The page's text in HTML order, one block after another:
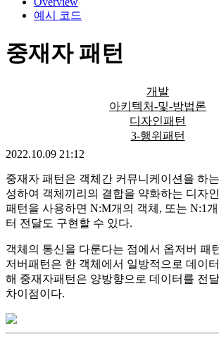
예시 코드
중재자 패턴
개발
아키텍처-및-방법론
디자인패턴
3-행위패턴
2022.10.09 21:12
중재자 패턴은 객체간 커뮤니케이션을 하
성하여 객체끼리의 결합을 약화하는 디자
패턴을 사용하면 N:M개의 객체, 또는 N:1개
터 전달도 구현할 수 있다.
객체의 통신을 다룬다는 점에서 옵저버 패
저버패턴은 한 객체에서 일방적으로 데이
해 중재자패턴은 양방향으로 데이터를 전
차이점이다.